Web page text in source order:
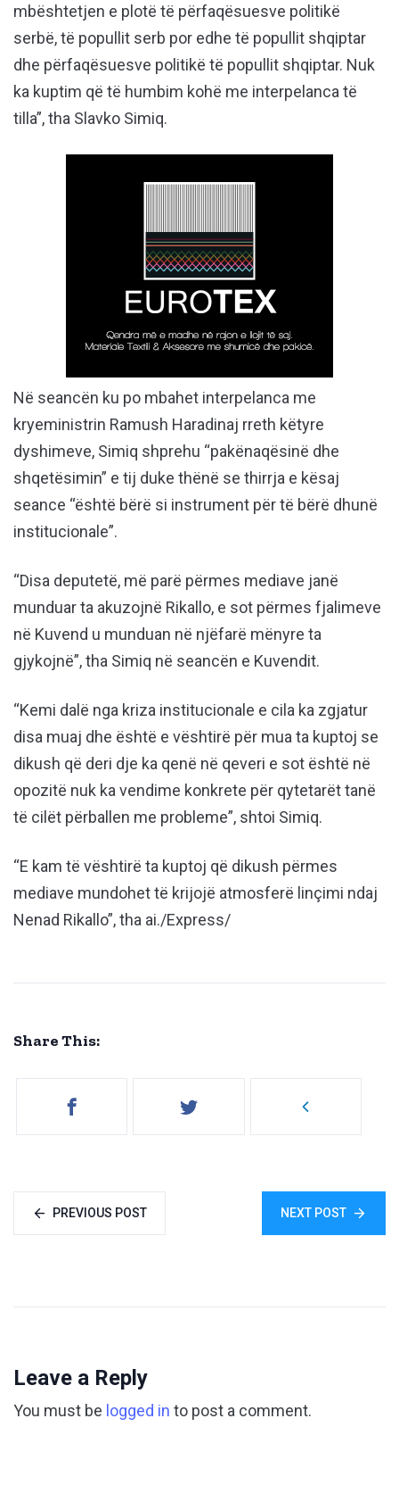
mbështetjen e plotë të përfaqësuesve politikë
serbë, të popullit serb por edhe të popullit shqiptar
dhe përfaqësuesve politikë të popullit shqiptar. Nuk
ka kuptim që të humbim kohë me interpelanca të
tilla”, tha Slavko Simiq.
Në seancën ku po mbahet interpelanca me
kryeministrin Ramush Haradinaj rreth këtyre
dyshimeve, Simiq shprehu “pakënaqësinë dhe
shqetësimin” e tij duke thënë se thirrja e kësaj
seance “është bërë si instrument për të bërë dhunë
institucionale”.
“Disa deputetë, më parë përmes mediave janë
munduar ta akuzojnë Rikallo, e sot përmes fjalimeve
në Kuvend u munduan në njëfarë mënyre ta
gjykojnë”, tha Simiq në seancën e Kuvendit.
“Kemi dalë nga kriza institucionale e cila ka zgjatur
disa muaj dhe është e vështirë për mua ta kuptoj se
dikush që deri dje ka qenë në qeveri e sot është në
opozitë nuk ka vendime konkrete për qytetarët tanë
të cilët përballen me probleme”, shtoi Simiq.
“E kam të vështirë ta kuptoj që dikush përmes
mediave mundohet të krijojë atmosferë linçimi ndaj
Nenad Rikallo”, tha ai./Express/
Share This:
PREVIOUS POST NEXT POST
Leave a Reply
You must be logged in to post a comment.